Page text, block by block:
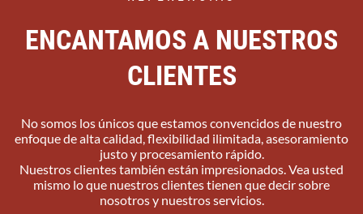
ENCANTAMOS A NUESTROS
CLIENTES
No somos los únicos que estamos convencidos de nuestro
enfoque de alta calidad, flexibilidad ilimitada, asesoramiento
justo y procesamiento rápido.
Nuestros clientes también están impresionados. Vea usted
mismo lo que nuestros clientes tienen que decir sobre
nosotros y nuestros servicios.